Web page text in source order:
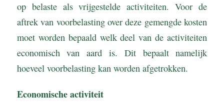
op belaste als vrijgestelde activiteiten. Voor de
aftrek van voorbelasting over deze gemengde kosten
moet worden bepaald welk deel van de activiteiten
economisch van aard is. Dit bepaalt namelijk
hoeveel voorbelasting kan worden afgetrokken.
Economische activiteit